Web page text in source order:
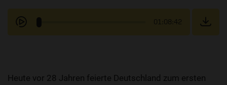
01:08:42
Heute vor 28 Jahren feierte Deutschland zum ersten